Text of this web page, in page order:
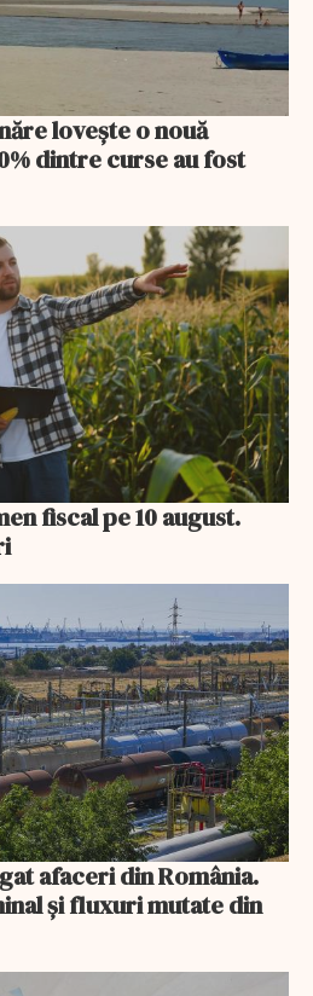
lovește o nouă
dintre curse au fost
fiscal pe 10 august.
afaceri din România.
și fluxuri mutate din